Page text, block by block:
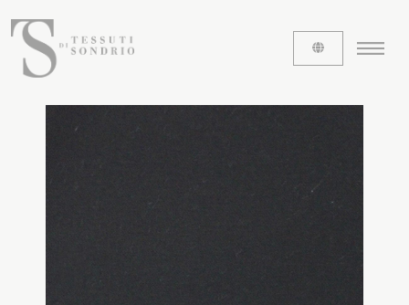
Work with us